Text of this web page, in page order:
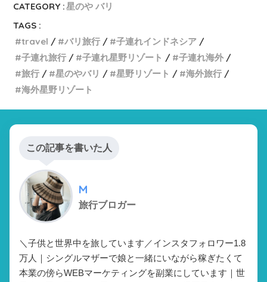
CATEGORY :星のや バリ
TAGS :
travel
バリ旅行
子連れインドネシア
子連れ旅行
子連れ星野リゾート
子連れ海外
旅行
星のやバリ 星野リゾート
海外旅行
海外星野リゾート
この記事を書いた人
M
旅行ブロガー
＼子供と世界中を旅しています／インスタフォロワー1.8
万人｜シングルマザーで娘と一緒にいながら稼ぎたくて
本業の傍らWEBマーケティングを副業にしています｜世